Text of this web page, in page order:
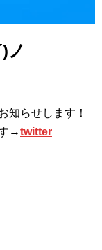
ノ
知らせします！
→twitter